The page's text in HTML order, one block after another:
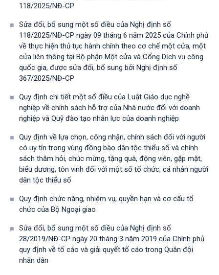
118/2025/NĐ-СР
Sửa đổi, bổ sung một số điều của Nghị định số
118/2025/NĐ-CP ngày 09 tháng 6 năm 2025 của Chính phủ
về thực hiện thủ tục hành chính theo cơ chế một cửa, một
cửa liên thông tại Bộ phận Một cửa và Cổng Dịch vụ công
quốc gia, được sửa đổi, bổ sung bởi Nghị định số
367/2025/NĐ-СР
Quy định chi tiết một số điều của Luật Giáo dục nghề
nghiệp về chính sách hỗ trợ của Nhà nước đối với doanh
nghiệp và Quỹ đào tạo nhân lực của doanh nghiệp
Quy định về lựa chọn, công nhận, chính sách đối với người
có uy tín trong vùng đồng bào dân tộc thiểu số và chính
sách thăm hỏi, chúc mừng, tặng quà, động viên, gặp mặt,
biểu dương, tôn vinh đối với một số tổ chức, cá nhân người
dân tộc thiểu số
Quy định chức năng, nhiệm vụ, quyền hạn và cơ cấu tổ
chức của Bộ Ngoại giao
Sửa đổi, bổ sung một số điều của Nghị định số
28/2019/NĐ-CР ngày 20 tháng 3 năm 2019 của Chính phủ
quy định về tố cáo và giải quyết tố cáo trong Quân đội
nhân dân